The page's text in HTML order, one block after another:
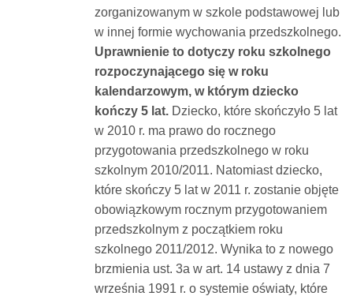
zorganizowanym w szkole podstawowej lub
w innej formie wychowania przedszkolnego.
Uprawnienie to dotyczy roku szkolnego
rozpoczynającego się w roku
kalendarzowym, w którym dziecko
kończy 5 lat.Dziecko, które skończyło 5 lat
w 2010 r. ma prawo do rocznego
przygotowania przedszkolnego w roku
szkolnym 2010/2011. Natomiast dziecko,
które skończy 5 lat w 2011 r. zostanie objęte
obowiązkowym rocznym przygotowaniem
przedszkolnym z początkiem roku
szkolnego 2011/2012. Wynika to z nowego
brzmienia ust. 3a w art. 14 ustawy z dnia 7
września 1991 r. o systemie oświaty, które